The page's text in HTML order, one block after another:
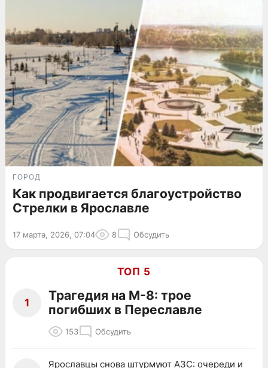
ГОРОД
Как продвигается благоустройство
Стрелки в Ярославле
17 марта, 2026, 07:04 8 Обсудить
ТОП 5
1
Трагедия на М-8: трое
погибших в Переславле
153 Обсудить
Ярославцы снова штурмуют АЗС: очереди и